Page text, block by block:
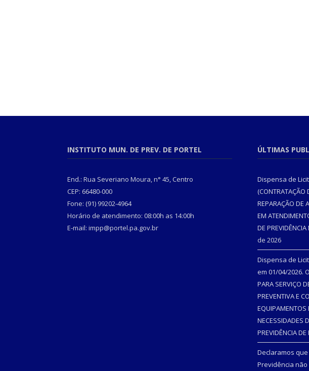
INSTITUTO MUN. DE PREV. DE PORTEL
End.: Rua Severiano Moura, n° 45, Centro
CEP: 66480-000
Fone: (91) 99202-4964
Horário de atendimento: 08:00h as 14:00h
E-mail: impp@portel.pa.gov.br
ÚLTIMAS
Dispensa de
(CONTRATAÇÃO
REPARAÇÃO DE
EM
DE
de 2026
Dispensa de
em 01/04/2026.
PARA SERVIÇO
PREVENTIVA E
EQUIPAMENTOS
NECESSIDADES
PREVIDÊNCIA
Declaramos
Previdência